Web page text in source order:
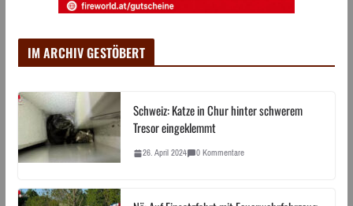
IM ARCHIV GESTÖBERT
Schweiz: Katze in Chur hinter schwerem
Tresor eingeklemmt
26. April 2024 0 Kommentare